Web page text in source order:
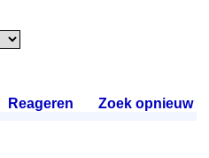
Reageren Zoek opnieuw.